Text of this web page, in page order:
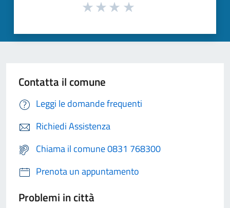
Contatta il comune
Leggi le domande frequenti
Richiedi Assistenza
Chiama il comune 0831 768300
Prenota un appuntamento
Problemi in città